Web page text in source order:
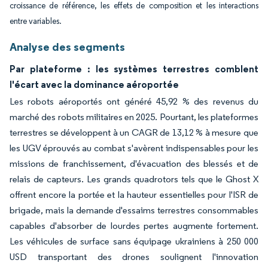
croissance de référence, les effets de composition et les interactions
entre variables.
Analyse des segments
Par plateforme : les systèmes terrestres comblent
l'écart avec la dominance aéroportée
Les robots aéroportés ont généré 45,92 % des revenus du
marché des robots militaires en 2025. Pourtant, les plateformes
terrestres se développent à un CAGR de 13,12 % à mesure que
les UGV éprouvés au combat s'avèrent indispensables pour les
missions de franchissement, d'évacuation des blessés et de
relais de capteurs. Les grands quadrotors tels que le Ghost X
offrent encore la portée et la hauteur essentielles pour l'ISR de
brigade, mais la demande d'essaims terrestres consommables
capables d'absorber de lourdes pertes augmente fortement.
Les véhicules de surface sans équipage ukrainiens à 250 000
USD transportant des drones soulignent l'innovation